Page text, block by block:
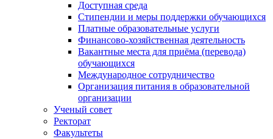
Доступная среда
Стипендии и меры поддержки обучающихся
Платные образовательные услуги
Финансово-хозяйственная деятельность
Вакантные места для приёма (перевода)
обучающихся
Международное сотрудничество
Организация питания в образовательной
организации
Ученый совет
Ректорат
Факультеты